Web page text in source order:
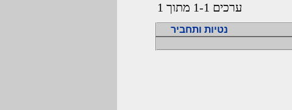
ערכים 1-1 מתוך 1
נטיות ותחביר